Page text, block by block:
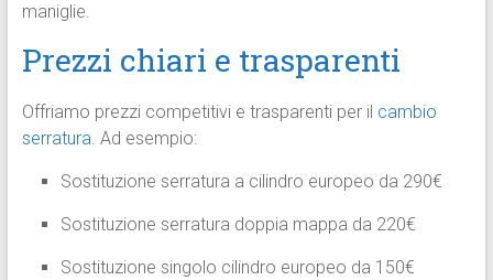
maniglie.
Prezzi chiari e trasparenti
Offriamo prezzi competitivi e trasparenti per il cambio
serratura. Ad esempio:
Sostituzione serratura a cilindro europeo da 290€
Sostituzione serratura doppia mappa da 220€
Sostituzione singolo cilindro europeo da 150€